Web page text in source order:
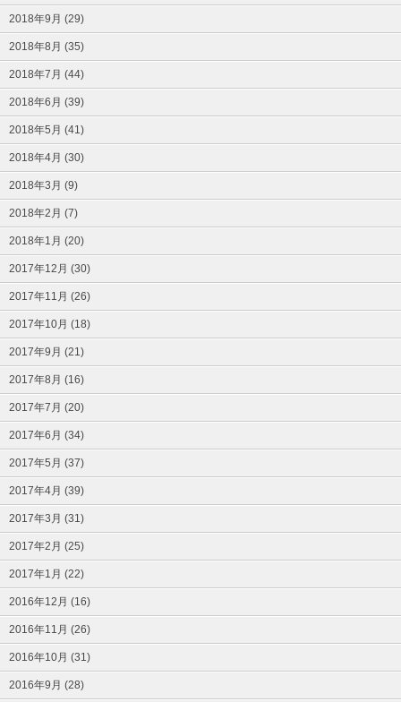
2018年9月 (29)
2018年8月 (35)
2018年7月 (44)
2018年6月 (39)
2018年5月 (41)
2018年4月 (30)
2018年3月 (9)
2018年2月 (7)
2018年1月 (20)
2017年12月 (30)
2017年11月 (26)
2017年10月 (18)
2017年9月 (21)
2017年8月 (16)
2017年7月 (20)
2017年6月 (34)
2017年5月 (37)
2017年4月 (39)
2017年3月 (31)
2017年2月 (25)
2017年1月 (22)
2016年12月 (16)
2016年11月 (26)
2016年10月 (31)
2016年9月 (28)